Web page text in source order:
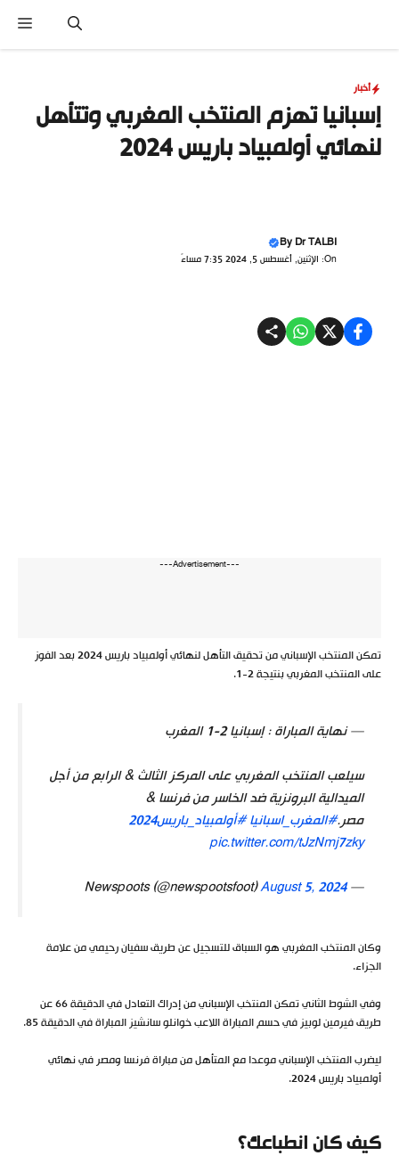
المحتوى
أخبار
إسبانيا تهزم المنتخب المغربي وتتأهل
لنهائي أولمبياد باريس 2024
ByDr TALBI
On: الإثنين, أغسطس 5, 2024 7:35 مساءً
---Advertisement---
تمكن المنتخب الإسباني من تحقيق التأهل لنهائي أولمبياد باريس 2024 بعد الفوز
على المنتخب المغربي بنتيجة 2-1.
— نهاية المباراة : إسبانيا 2-1 المغرب
سيلعب المنتخب المغربي على المركز الثالث & الرابع من أجل
الميدالية البرونزية ضد الخاسر من فرنسا &
مصر.#المغرب_اسبانيا#أولمبياد_باريس2024
pic.twitter.com/tJzNmj7zky
— Newspoots (@newspootsfoot)
August 5, 2024
وكان المنتخب المغربي هو السباق للتسجيل عن طريق سفيان رحيمي من علامة
الجزاء.
وفي الشوط الثاني تمكن المنتخب الإسباني من إدراك التعادل في الدقيقة 66 عن
طريق فيرمين لوبيز في حسم المباراة اللاعب خوانلو سانشيز المباراة في الدقيقة 85.
ليضرب المنتخب الإسباني موعدا مع المتأهل من مباراة فرنسا ومصر في نهائي
أولمبياد باريس 2024.
كيف كان انطباعك؟